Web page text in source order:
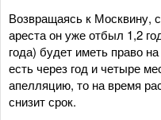
Возвращаясь к Москвину,
ареста он уже отбыл 1,2
года) будет иметь право
есть через год и четыре
апелляцию, то на время
снизит срок.